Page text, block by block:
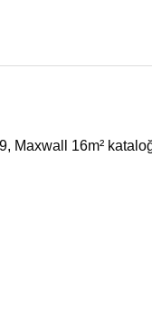
Maxwall 16m²